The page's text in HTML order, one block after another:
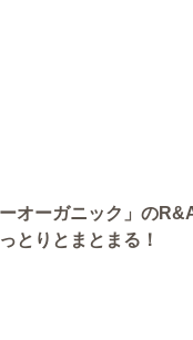
ーオーガニック」の
とりとまとまる！